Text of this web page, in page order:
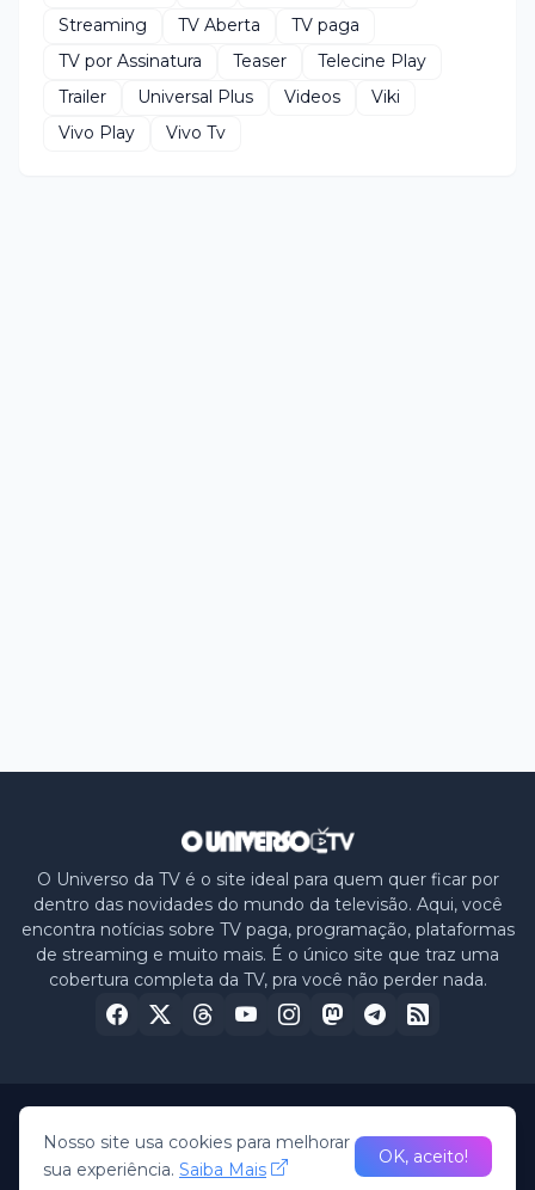
Streaming
TV Aberta
TV paga
TV por Assinatura
Teaser
Telecine Play
Trailer
Universal Plus Videos
Viki
Vivo Play
Vivo Tv
O Universo da TV é o site ideal para quem quer ficar por
dentro das novidades do mundo da televisão. Aqui, você
encontra notícias sobre TV paga, programação, plataformas
de streaming e muito mais. É o único site que traz uma
cobertura completa da TV, pra você não perder nada.
© 2026 -O Universo da TV • All Rights Reserved
HomeSobre nósPolítica de PrivacidadeContato
Nosso site usa cookies para melhorar
sua experiência. Saiba Mais
OK, aceito!